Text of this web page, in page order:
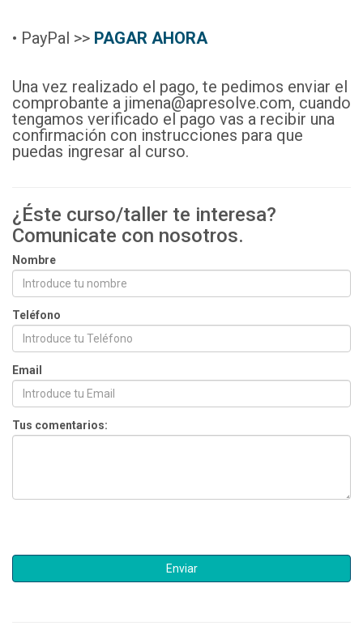
• PayPal >> PAGAR AHORA
Una vez realizado el pago, te pedimos enviar el
comprobante a jimena@apresolve.com, cuando
tengamos verificado el pago vas a recibir una
confirmación con instrucciones para que
puedas ingresar al curso.
¿Éste curso/taller te interesa?
Comunicate con nosotros.
Nombre
Teléfono
Email
Tus comentarios: